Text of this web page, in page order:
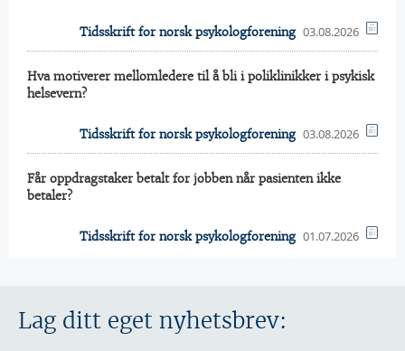
Tidsskrift for norsk psykologforening 03.08.2026
Hva motiverer mellomledere til å bli i poliklinikker i psykisk
helsevern?
Tidsskrift for norsk psykologforening 03.08.2026
Får oppdragstaker betalt for jobben når pasienten ikke
betaler?
Tidsskrift for norsk psykologforening 01.07.2026
Lag ditt eget nyhetsbrev: